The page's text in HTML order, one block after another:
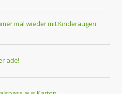
mal wieder mit Kinderaugen
ade!